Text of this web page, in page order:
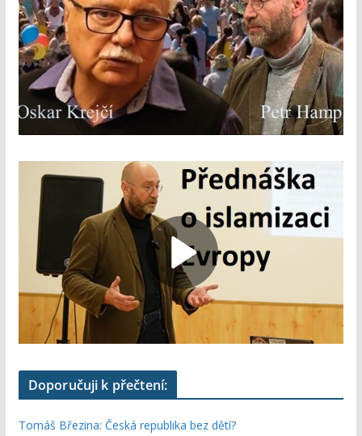
Doporučuji k přečtení:
Tomáš Březina: Česká republika bez dětí?